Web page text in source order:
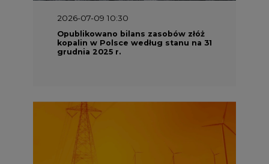
2026-06-08 07:00